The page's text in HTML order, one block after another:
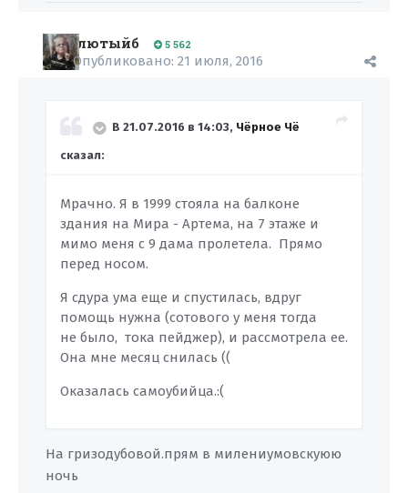
лютыйб 5 562
Опубликовано: 21 июля, 2016
В 21.07.2016 в 14:03, Чёрное Чё
сказал:
Мрачно. Я в 1999 стояла на балконе
здания на Мира - Артема, на 7 этаже и
мимо меня с 9 дама пролетела. Прямо
перед носом.
Я сдура ума еще и спустилась, вдруг
помощь нужна (сотового у меня тогда
не было, тока пейджер), и рассмотрела ее.
Она мне месяц снилась ((
Оказалась самоубийца.:(
На гризодубовой.прям в милениумовскуюю
ночь